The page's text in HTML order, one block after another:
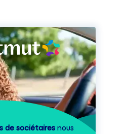
de sociétaires nous